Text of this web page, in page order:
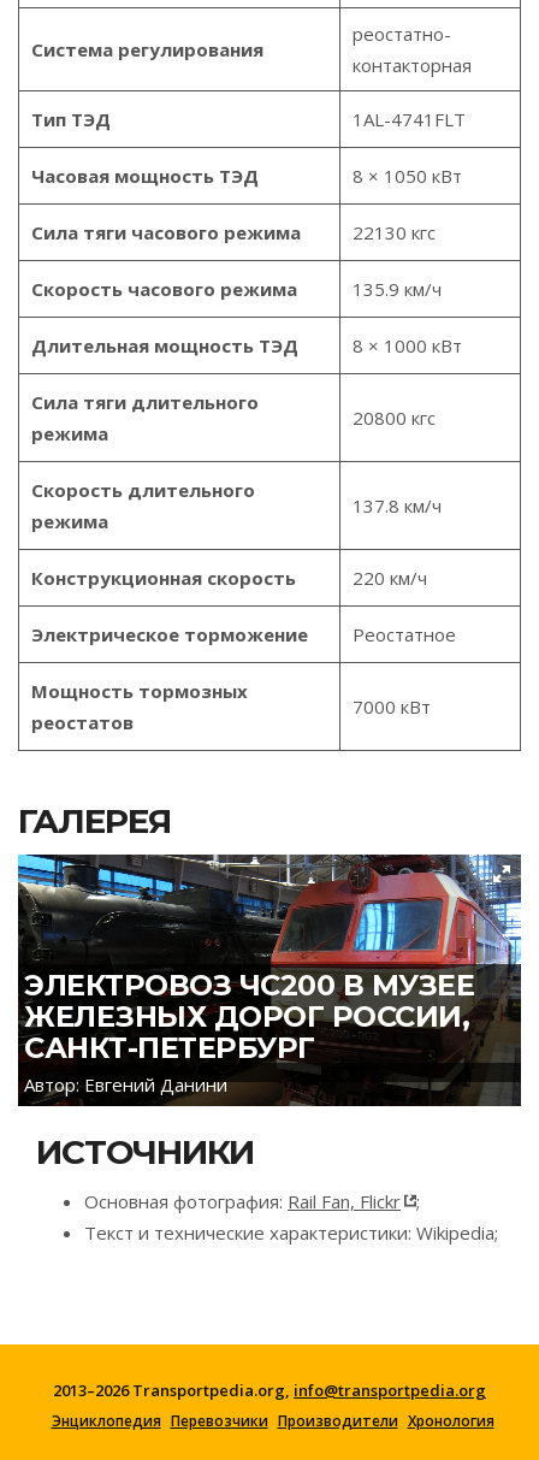
Система регулирования
реостатно-
контакторная
Тип ТЭД 1AL-4741FLT
Часовая мощность ТЭД 8 × 1050 кВт
Сила тяги часового режима 22130 кгс
Скорость часового режима 135.9 км/ч
Длительная мощность ТЭД 8 × 1000 кВт
Сила тяги длительного
режима
20800 кгс
Скорость длительного
режима
137.8 км/ч
Конструкционная скорость 220 км/ч
Электрическое торможение Реостатное
Мощность тормозных
реостатов
7000 кВт
ГАЛЕРЕЯ
ЭЛЕКТРОВОЗ ЧС200 В МУЗЕЕ
ЖЕЛЕЗНЫХ ДОРОГ РОССИИ,
САНКТ-ПЕТЕРБУРГ
Автор: Евгений Данини
ИСТОЧНИКИ
Основная фотография: Rail Fan, Flickr
;
Текст и технические характеристики: Wikipedia;
2013–2026 Transportpedia.org, info@transportpedia.org
Энциклопедия Перевозчики Производители Хронология